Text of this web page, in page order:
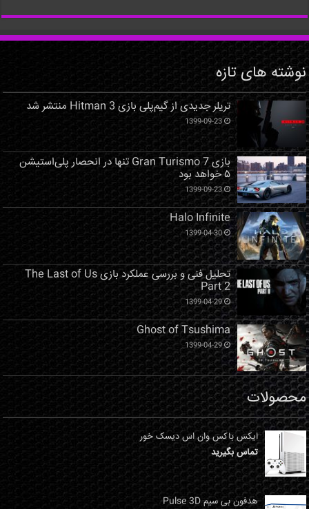
نوشته های تازه
تریلر جدیدی از گیم‌پلی بازی Hitman 3 منتشر شد
1399-09-23
بازی Gran Turismo 7 تنها در انحصار پلی‌استیشن
۵ خواهد بود
1399-09-23
Halo Infinite
1399-04-30
تحلیل فنی و بررسی عملکرد بازی The Last of Us
Part 2
1399-04-29
Ghost of Tsushima
1399-04-29
محصولات
ایکس باکس وان اس دیسک خور
تماس بگیرید
هدفون بی سیم Pulse 3D